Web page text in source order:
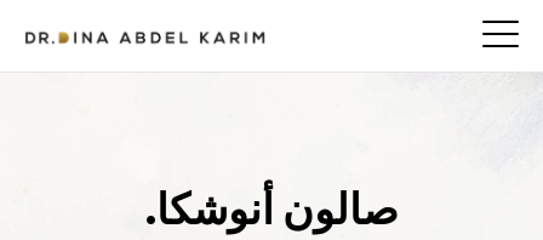
صالون أنوشكا.